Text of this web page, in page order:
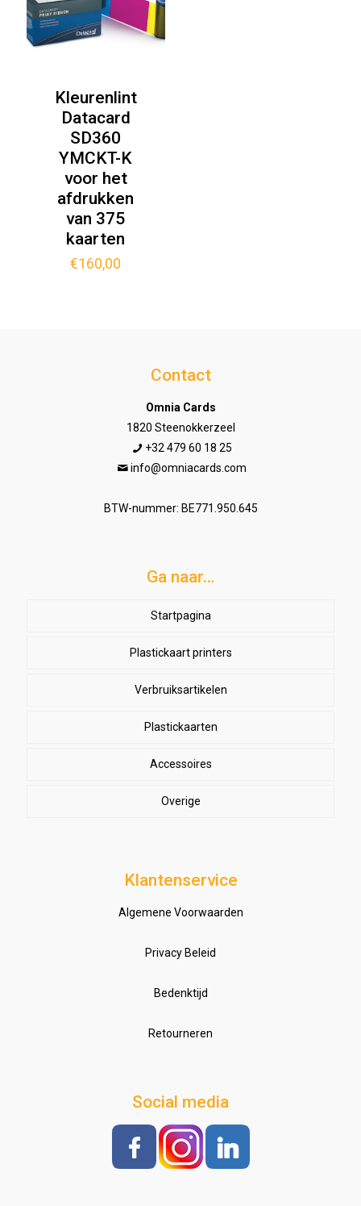
Kleurenlint
Datacard
SD360
YMCKT-K
voor het
afdrukken
van 375
kaarten
€160,00
Contact
Omnia Cards
1820 Steenokkerzeel
+32 479 60 18 25
info@omniacards.com
BTW-nummer: BE771.950.645
Ga naar…
Startpagina
Plastickaart printers
Lowbudget printers
Semi-professionele printers
High-definition printers
Verbruiksartikelen
Plastickaarten
Accessoires
Overige
Klantenservice
Algemene Voorwaarden
Privacy Beleid
Bedenktijd
Retourneren
Social media